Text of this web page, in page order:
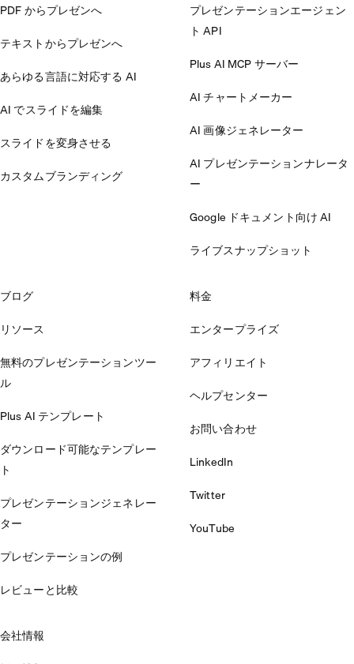
PDF からプレゼンへ
テキストからプレゼンへ
あらゆる言語に対応する AI
AI でスライドを編集
スライドを変身させる
カスタムブランディング
プレゼンテーションエージェン
ト API
Plus AI MCP サーバー
AI チャートメーカー
AI 画像ジェネレーター
AI プレゼンテーションナレータ
ー
Google ドキュメント向け AI
ライブスナップショット
ブログ
リソース
無料のプレゼンテーションツー
ル
Plus AI テンプレート
ダウンロード可能なテンプレー
ト
プレゼンテーションジェネレー
ター
プレゼンテーションの例
レビューと比較
料金
エンタープライズ
アフィリエイト
ヘルプセンター
お問い合わせ
LinkedIn
Twitter
YouTube
会社情報